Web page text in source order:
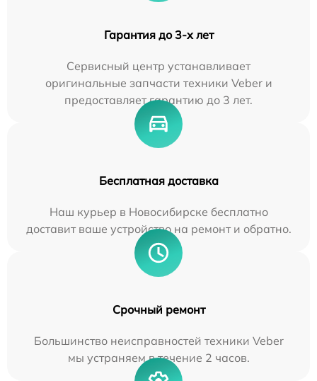
Гарантия до 3-х лет
Сервисный центр устанавливает
оригинальные запчасти техники Veber и
предоставляет гарантию до 3 лет.
Бесплатная доставка
Наш курьер в Новосибирске бесплатно
доставит ваше устройство на ремонт и обратно.
Срочный ремонт
Большинство неисправностей техники Veber
мы устраняем в течение 2 часов.